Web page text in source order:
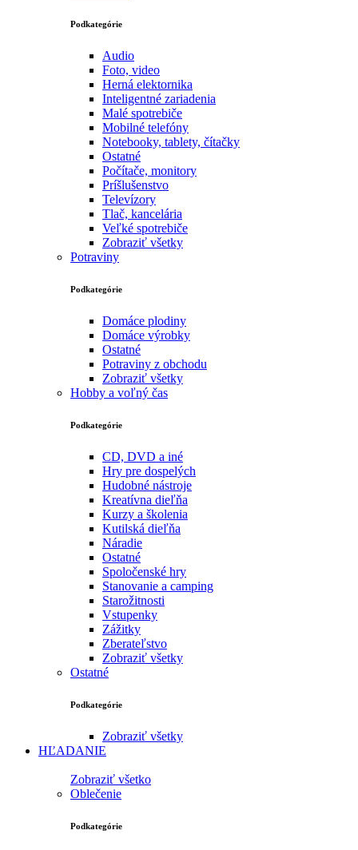
Podkategórie
Audio
Foto, video
Herná elektornika
Inteligentné zariadenia
Malé spotrebiče
Mobilné telefóny
Notebooky, tablety, čítačky
Ostatné
Počítače, monitory
Príšlušenstvo
Televízory
Tlač, kancelária
Veľké spotrebiče
Zobraziť všetky
Potraviny
Podkategórie
Domáce plodiny
Domáce výrobky
Ostatné
Potraviny z obchodu
Zobraziť všetky
Hobby a voľný čas
Podkategórie
CD, DVD a iné
Hry pre dospelých
Hudobné nástroje
Kreatívna dieľňa
Kurzy a školenia
Kutilská dieľňa
Náradie
Ostatné
Spoločenské hry
Stanovanie a camping
Starožitnosti
Vstupenky
Zážitky
Zberateľstvo
Zobraziť všetky
Ostatné
Podkategórie
Zobraziť všetky
HĽADANIE
Zobraziť všetko
Oblečenie
Podkategórie